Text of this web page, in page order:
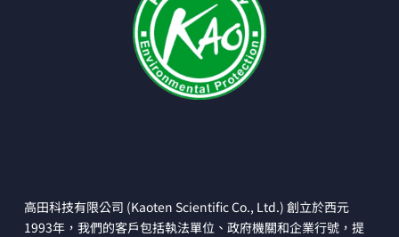
高田科技有限公司 (Kaoten Scientific Co., Ltd.) 創立於西元
1993年，我們的客戶包括執法單位、政府機關和企業行號，提